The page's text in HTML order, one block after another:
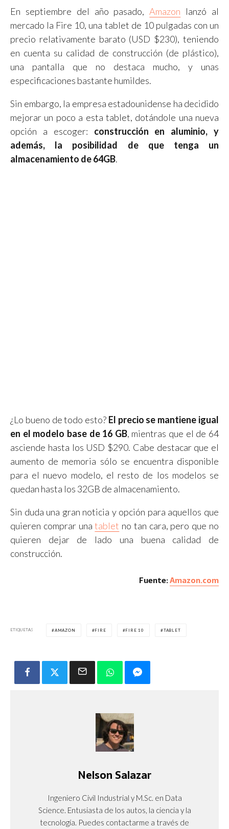
En septiembre del año pasado,Amazon lanzó al
mercado la Fire 10, una tablet de 10 pulgadas con un
precio relativamente barato (USD $230), teniendo
en cuenta su calidad de construcción (de plástico),
una pantalla que no destaca mucho, y unas
especificaciones bastante humildes.
Sin embargo, la empresa estadounidense ha decidido
mejorar un poco a esta tablet, dotándole una nueva
opción a escoger: construcción en aluminio, y
además, la posibilidad de que tenga un
almacenamiento de 64GB.
¿Lo bueno de todo esto? El precio se mantiene igual
en el modelo base de 16 GB, mientras que el de 64
asciende hasta los USD $290. Cabe destacar que el
aumento de memoria sólo se encuentra disponible
para el nuevo modelo, el resto de los modelos se
quedan hasta los 32GB de almacenamiento.
Sin duda una gran noticia y opción para aquellos que
quieren comprar unatablet no tan cara, pero que no
quieren dejar de lado una buena calidad de
construcción.
Fuente:Amazon.com
ETIQUETAS AMAZON FIRE FIRE 10 TABLET
Nelson Salazar
Ingeniero Civil Industrial y M.Sc. en Data
Science. Entusiasta de los autos, la ciencia y la
tecnología. Puedes contactarme a través de